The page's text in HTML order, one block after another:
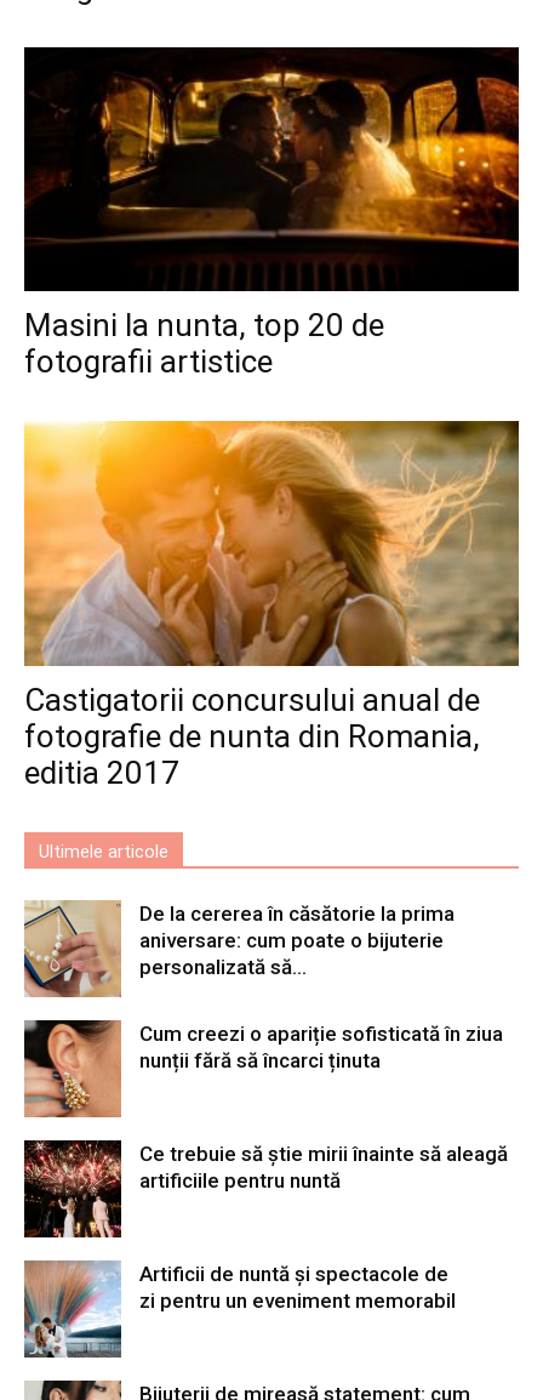
Masini la nunta, top 20 de
fotografii artistice
Castigatorii concursului anual de
fotografie de nunta din Romania,
editia 2017
Ultimele articole
De la cererea în căsătorie la prima
aniversare: cum poate o bijuterie
personalizată să...
Cum creezi o apariție sofisticată în ziua
nunții fără să încarci ținuta
Ce trebuie să știe mirii înainte să aleagă
artificiile pentru nuntă
Artificii de nuntă și spectacole de
zi pentru un eveniment memorabil
Bijuterii de mireasă statement: cum